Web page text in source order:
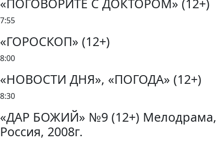
«ПОГОВОРИТЕ С ДОКТОРОМ» (12+)
7:55
«ГОРОСКОП» (12+)
8:00
«НОВОСТИ ДНЯ», «ПОГОДА» (12+)
8:30
«ДАР БОЖИЙ» №9 (12+) Мелодрама,
Россия, 2008г.